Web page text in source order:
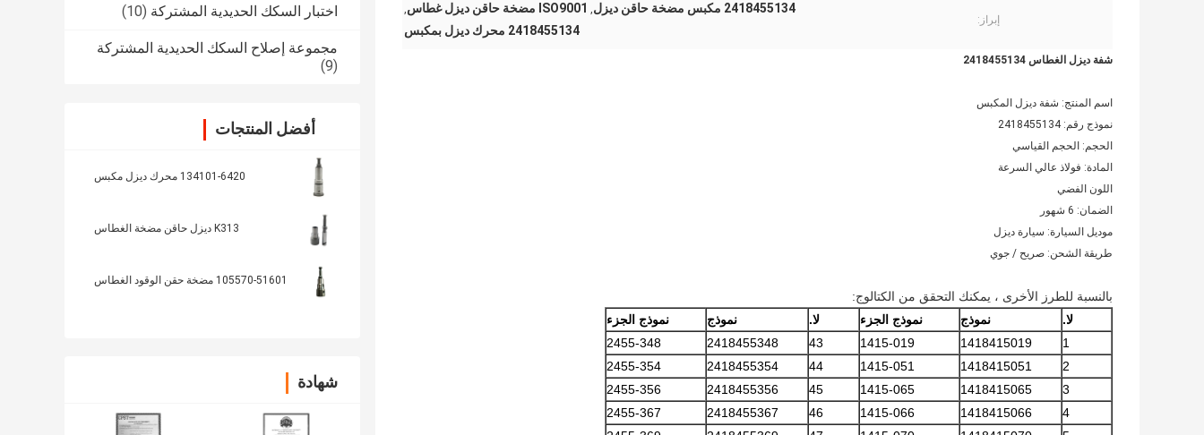
اختبار السكك الحديدية المشتركة (10)
مجموعة إصلاح السكك الحديدية المشتركة
(9)
أفضل المنتجات
134101-6420 محرك ديزل مكبس
K313 ديزل حاقن مضخة الغطاس
105570-51601 مضخة حقن الوقود الغطاس
شهادة
إبراز:
2418455134 مكبس مضخة حاقن ديزل , ISO9001 مضخة حاقن ديزل غطاس ,
2418455134 محرك ديزل بمكبس
شفة ديزل الغطاس 2418455134
اسم المنتج: شفة ديزل المكبس
نموذج رقم: 2418455134
الحجم: الحجم القياسي
المادة: فولاذ عالي السرعة
اللون الفضي
الضمان: 6 شهور
موديل السيارة: سيارة ديزل
طريقة الشحن: صريح / جوي
بالنسبة للطرز الأخرى ، يمكنك التحقق من الكتالوج:
لا.
نموذج نموذج الجزء لا. نموذج
نموذج الجزء
1
1418415019
1415-019
43
2418455348
2455-348
2
1418415051
1415-051
44
2418455354
2455-354
3
1418415065
1415-065
45
2418455356
2455-356
4
1418415066
1415-066
46
2418455367
2455-367